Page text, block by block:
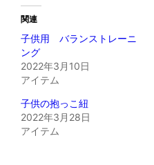
関連
子供用 バランストレーニ
ング
2022年3月10日
アイテム
子供の抱っこ紐
2022年3月28日
アイテム